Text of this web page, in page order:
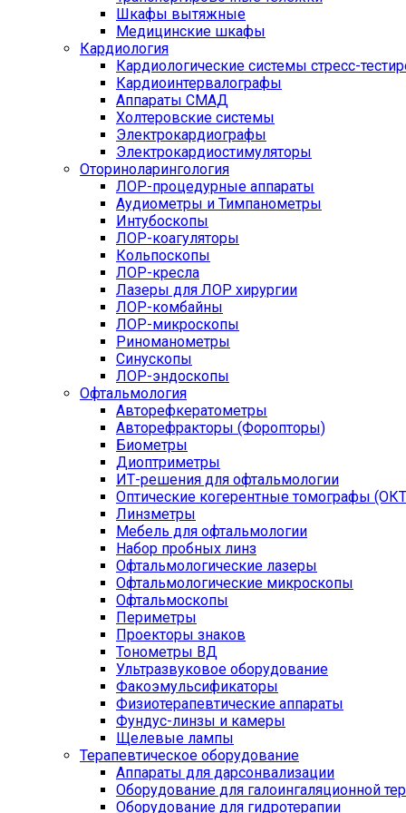
Шкафы вытяжные
Медицинские шкафы
Кардиология
Кардиологические системы стресс-
Кардиоинтервалографы
Аппараты СМАД
Холтеровские системы
Электрокардиографы
Электрокардиостимуляторы
Оториноларингология
ЛОР-процедурные аппараты
Аудиометры и Тимпанометры
Интубоскопы
ЛОР-коагуляторы
Кольпоскопы
ЛОР-кресла
Лазеры для ЛОР хирургии
ЛОР-комбайны
ЛОР-микроскопы
Риноманометры
Синускопы
ЛОР-эндоскопы
Офтальмология
Авторефкератометры
Авторефракторы (Форопторы)
Биометры
Диоптриметры
ИТ-решения для офтальмологии
Оптические когерентные томографы
Линзметры
Мебель для офтальмологии
Набор пробных линз
Офтальмологические лазеры
Офтальмологические микроскопы
Офтальмоскопы
Периметры
Проекторы знаков
Тонометры ВД
Ультразвуковое оборудование
Факоэмульсификаторы
Физиотерапевтические аппараты
Фундус-линзы и камеры
Щелевые лампы
Терапевтическое оборудование
Аппараты для дарсонвализации
Оборудование для галоингаляционной
Оборудование для гидротерапии